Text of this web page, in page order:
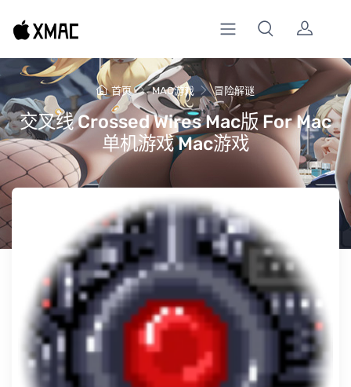
首页 MAC游戏 冒险解谜
交叉线 Crossed Wires Mac版 For Mac
单机游戏 Mac游戏